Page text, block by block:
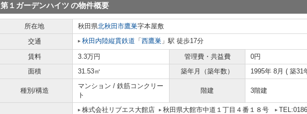
第１ガーデンハイツ の物件概要
所在地 秋田県北秋田市鷹巣字本屋敷
交通
秋田内陸縦貫鉄道 「 西鷹巣 」駅 徒歩17分
賃料 3.3万円 管理費・共益費
0円
面積
31.53㎡ 築年月（築年数） 1995年 8月 ( 築31
種別/構造
マンション / 鉄筋コンクリー
ト
階建 3階建
株式会社リブエス大館店 秋田県大館市中道１丁目４番１８号